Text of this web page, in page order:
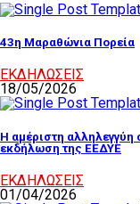
43η Μαραθώνια Πορεία
ΕΚΔΗΛΩΣΕΙΣ
18/05/2026
Η αμέριστη
εκδήλωση της ΕΕΔΥΕ
ΕΚΔΗΛΩΣΕΙΣ
01/04/2026